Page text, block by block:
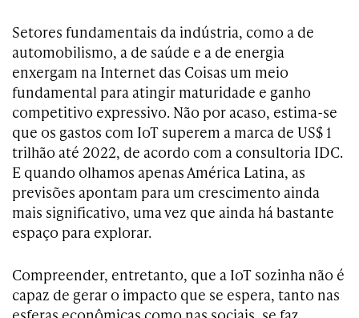
Setores fundamentais da indústria, como a de
automobilismo, a de saúde e a de energia
enxergam na Internet das Coisas um meio
fundamental para atingir maturidade e ganho
competitivo expressivo. Não por acaso, estima-se
que os gastos com IoT superem a marca de US$ 1
trilhão até 2022, de acordo com a consultoria IDC.
E quando olhamos apenas América Latina, as
previsões apontam para um crescimento ainda
mais significativo, uma vez que ainda há bastante
espaço para explorar.
Compreender, entretanto, que a IoT sozinha não é
capaz de gerar o impacto que se espera, tanto nas